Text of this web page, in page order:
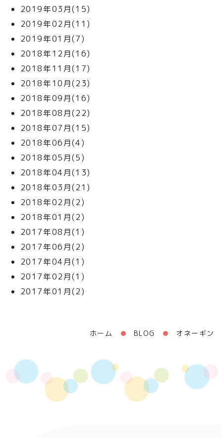
2019年03月(15)
2019年02月(11)
2019年01月(7)
2018年12月(16)
2018年11月(17)
2018年10月(23)
2018年09月(16)
2018年08月(22)
2018年07月(15)
2018年06月(4)
2018年05月(5)
2018年04月(13)
2018年03月(21)
2018年02月(2)
2018年01月(2)
2017年08月(1)
2017年06月(2)
2017年04月(1)
2017年02月(1)
2017年01月(2)
ホーム BLOG オネーギン